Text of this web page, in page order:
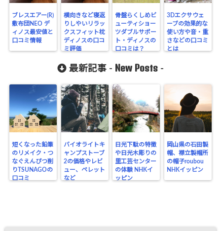
ブレスエアー(R)
敷布団NEO デ
ィノス最安値と
口コミ情報
横向きなど寝返
りしやいリラッ
クスフィット枕
ディノスの口コ
ミ評価
骨盤らくしめビ
ューティショー
ツダブルサポー
ト・ディノスの
口コミは？
3Dエクサウェ
ーブの効果的な
使い方や音・重
さなどの口コミ
とは
最新記事 - New Posts -
短くなった鉛筆
のリメイク・つ
なぐえんぴつ削
りTSUNAGOの
口コミ
バイオライトキ
ャンプストーブ
2の価格やレビ
ュー、ペレット
など
日光下駄の特徴
や日光木彫りの
里工芸センター
の体験 NHKイ
ッピン
岡山県の石田製
帽、襟立製帽所
の帽子roubou
NHKイッピン